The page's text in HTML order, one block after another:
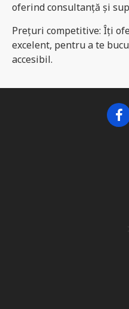
oferind consultanță și
​Prețuri competitive: Îți
excelent, pentru a te
accesibil.